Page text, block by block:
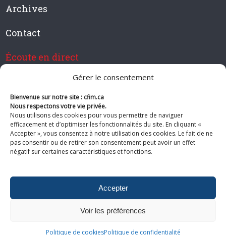
Gérer le consentement
Bienvenue sur notre site : cfim.ca
Nous respectons votre vie privée.
Nous utilisons des cookies pour vous permettre de naviguer
efficacement et d’optimiser les fonctionnalités du site. En cliquant «
Accepter », vous consentez à notre utilisation des cookies. Le fait de ne
pas consentir ou de retirer son consentement peut avoir un effet
négatif sur certaines caractéristiques et fonctions.
Accepter
Voir les préférences
Politique de cookiesPolitique de confidentialité
Archives
Contact
Écoute en direct
Devenir membre de CFIM
Suivez-nous
du site